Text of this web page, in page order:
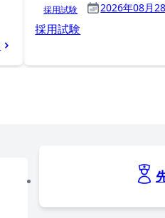
採用試験 2026年08月
採用試験